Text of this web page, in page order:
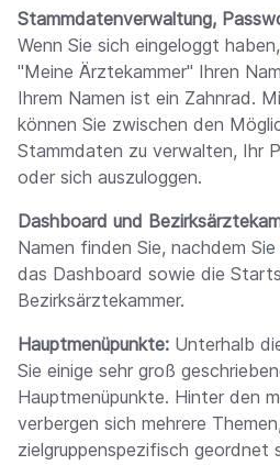
Stammdatenverwaltung,
Wenn Sie sich eingeloggt
"Meine Ärztekammer" Ihren
Ihrem Namen ist ein Zahnrad.
können Sie zwischen den
Stammdaten zu verwalten, Ihr
oder sich auszuloggen.
Dashboard und
Namen finden Sie, nachdem
das Dashboard sowie die
Bezirksärztekammer.
Hauptmenüpunkte: Unterhalb
Sie einige sehr groß
Hauptmenüpunkte. Hinter den
verbergen sich mehrere
zielgruppenspezifisch geordnet